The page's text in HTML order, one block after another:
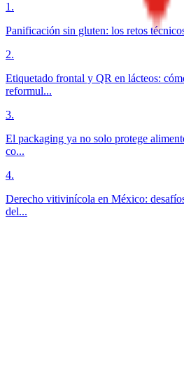
1 .
Panificación sin gluten: los retos
2.
Etiquetado frontal y QR en lácteos:
reformul...
3.
El packaging ya no solo protege
co...
4.
Derecho vitivinícola en México:
del...